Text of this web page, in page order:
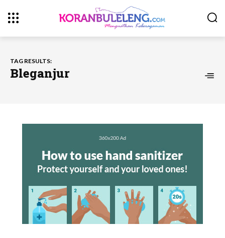
TAG RESULTS:
Bleganjur